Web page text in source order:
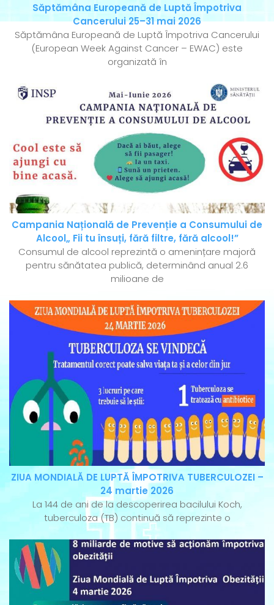
Săptămâna Europeană de Luptă Împotriva
Cancerului 25–31 mai 2026
Săptămâna Europeană de Luptă Împotriva Cancerului
(European Week Against Cancer – EWAC) este
organizată în
Campania Națională de Prevenție a Consumului de
Alcool„ Fii tu însuți, fără filtre, fără alcool!”
Consumul de alcool reprezintă o amenințare majoră
pentru sănătatea publică, determinând anual 2.6
milioane de
ZIUA MONDIALĂ DE LUPTĂ ÎMPOTRIVA TUBERCULOZEI –
24 martie 2026
La 144 de ani de la descoperirea bacilului Koch,
tuberculoza (TB) continuă să reprezinte o